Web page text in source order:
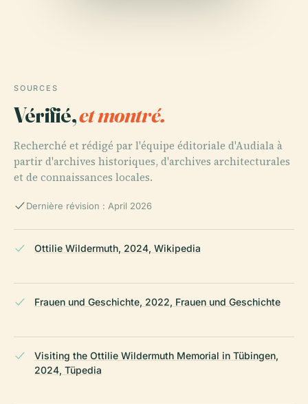
SOURCES
Vérifié,et montré.
Recherché et rédigé par l'équipe éditoriale d'Audiala à
partir d'archives historiques, d'archives architecturales
et de connaissances locales.
Dernière révision : April 2026
Ottilie Wildermuth, 2024, Wikipedia
Frauen und Geschichte, 2022, Frauen und Geschichte
Visiting the Ottilie Wildermuth Memorial in Tübingen,
2024, Tüpedia